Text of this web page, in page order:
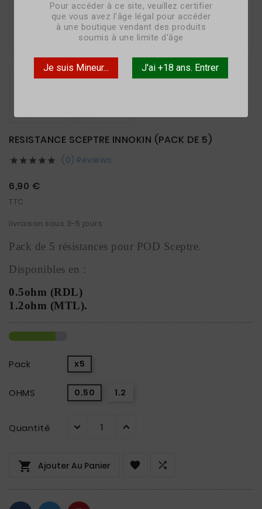
Pour accéder à ce site, veuillez certifier
que vous avez l'âge légal pour accéder
à une boutique vendant des produits
soumis à une limite d'âge
Je suis Mineur... J'ai +18 ans. Entrer
RESISTANCE SCEPTRE INNOKIN (PACK DE 5)
     (0) Reviews
6,90 €
TTC
livraison sous 3-5 jours
Pack de 5 résistances pour POD Sceptre.
Disponibles en :
0.5ohm (RDL)
1.2ohm (MTL).
Pack x5
OHMS 0.50 1.2
Quantité
 Ajouter Au Panier  